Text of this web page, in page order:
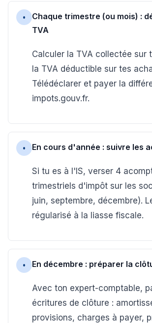
•
Chaque trimestre (ou mois) :
TVA
Calculer la TVA collectée sur
la TVA déductible sur tes
Télédéclarer et payer la
impots.gouv.fr.
• En cours d'année : suivre les
Si tu es à l'IS, verser 4
trimestriels d'impôt sur les
juin, septembre, décembre).
régularisé à la liasse fiscale.
• En décembre : préparer la
Avec ton expert-comptable,
écritures de clôture :
provisions, charges à payer,